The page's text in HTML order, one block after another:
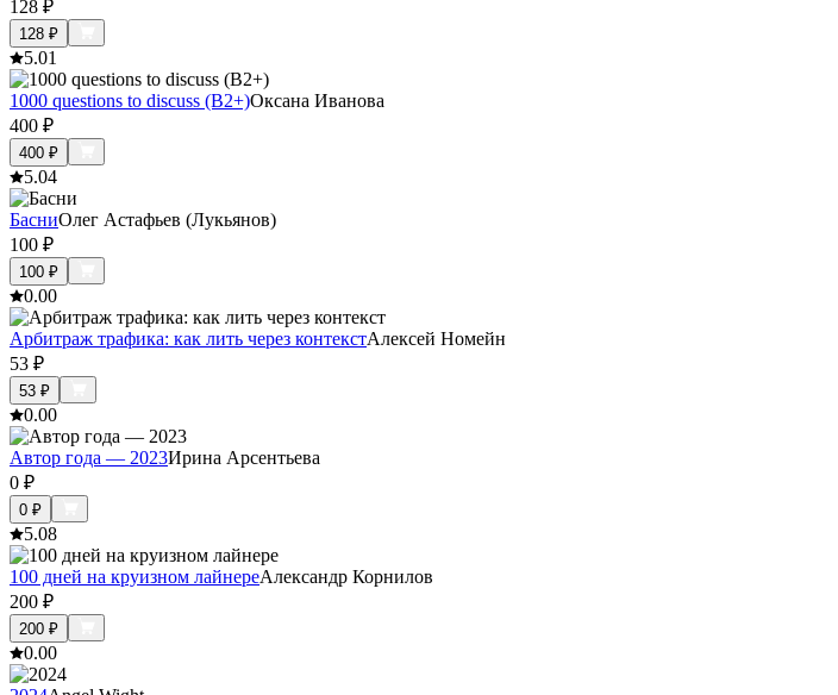
128 ₽
128 ₽
5.01
1000 questions to discuss (B2+)Оксана Иванова
400 ₽
400 ₽
5.04
БасниОлег Астафьев (Лукьянов)
100 ₽
100 ₽
0.00
Арбитраж трафика: как лить через контекстАлексей Номейн
53 ₽
53 ₽
0.00
Автор года — 2023Ирина Арсентьева
0 ₽
0 ₽
5.08
100 дней на круизном лайнереАлександр Корнилов
200 ₽
200 ₽
0.00